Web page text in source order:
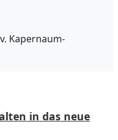
Kapernaum-
in das neue